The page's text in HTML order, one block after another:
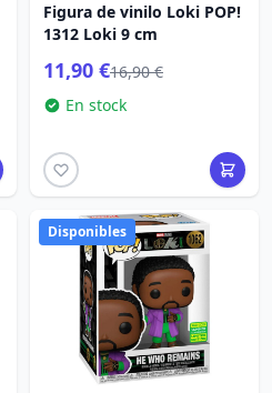
Figura de vinilo Loki POP!
1312 Loki 9 cm
11,90 €16,90 €
En stock
Disponibles